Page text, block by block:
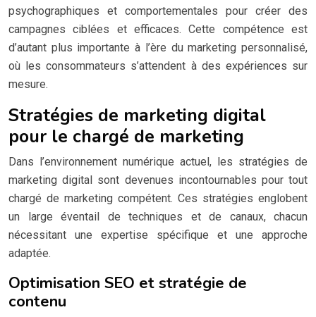
psychographiques et comportementales pour créer des
campagnes ciblées et efficaces. Cette compétence est
d’autant plus importante à l’ère du marketing personnalisé,
où les consommateurs s’attendent à des expériences sur
mesure.
Stratégies de marketing digital
pour le chargé de marketing
Dans l’environnement numérique actuel, les stratégies de
marketing digital sont devenues incontournables pour tout
chargé de marketing compétent. Ces stratégies englobent
un large éventail de techniques et de canaux, chacun
nécessitant une expertise spécifique et une approche
adaptée.
Optimisation SEO et stratégie de
contenu